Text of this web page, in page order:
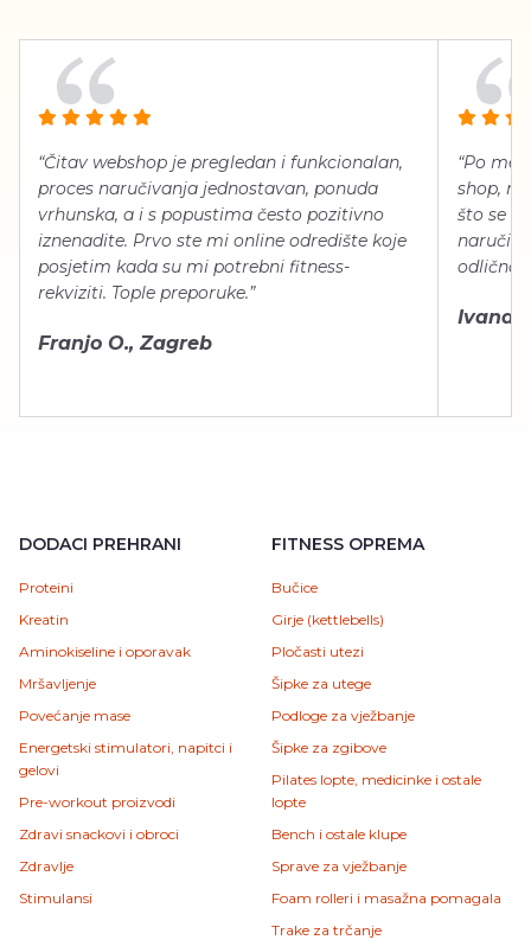
“Čitav webshop je pregledan i funkcionalan,
proces naručivanja jednostavan, ponuda
vrhunska, a i s popustima često pozitivno
iznenadite. Prvo ste mi online odredište koje
posjetim kada su mi potrebni fitness-
rekviziti. Tople preporuke.”
Franjo O., Zagreb
“Po
shop,
što se
naručiti,
odlično
Ivana
DODACI PREHRANI
Proteini
Kreatin
Aminokiseline i oporavak
Mršavljenje
Povećanje mase
Energetski stimulatori, napitci i
gelovi
Pre-workout proizvodi
Zdravi snackovi i obroci
Zdravlje
Stimulansi
FITNESS OPREMA
Bučice
Girje (kettlebells)
Pločasti utezi
Šipke za utege
Podloge za vježbanje
Šipke za zgibove
Pilates lopte, medicinke i ostale
lopte
Bench i ostale klupe
Sprave za vježbanje
Foam rolleri i masažna pomagala
Trake za trčanje